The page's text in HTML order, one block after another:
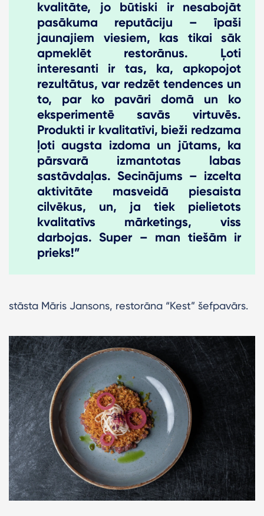
kvalitāte, jo būtiski ir nesabojāt
pasākuma reputāciju – īpaši
jaunajiem viesiem, kas tikai sāk
apmeklēt restorānus. Ļoti
interesanti ir tas, ka, apkopojot
rezultātus, var redzēt tendences un
to, par ko pavāri domā un ko
eksperimentē savās virtuvēs.
Produkti ir kvalitatīvi, bieži redzama
ļoti augsta izdoma un jūtams, ka
pārsvarā izmantotas labas
sastāvdaļas. Secinājums – izcelta
aktivitāte masveidā piesaista
cilvēkus, un, ja tiek pielietots
kvalitatīvs mārketings, viss
darbojas. Super – man tiešām ir
prieks!”
stāsta Māris Jansons, restorāna “Kest” šefpavārs.